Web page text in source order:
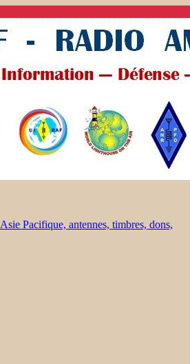
Pacifique, antennes, timbres, dons,